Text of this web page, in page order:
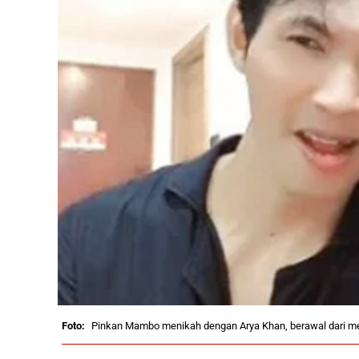
Pinkan Mambo menikah dengan Arya Khan, berawal dari